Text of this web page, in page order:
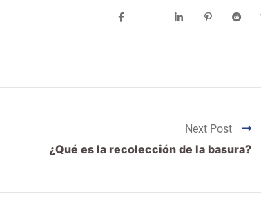
Next Post
¿Qué es la recolección de la basura?